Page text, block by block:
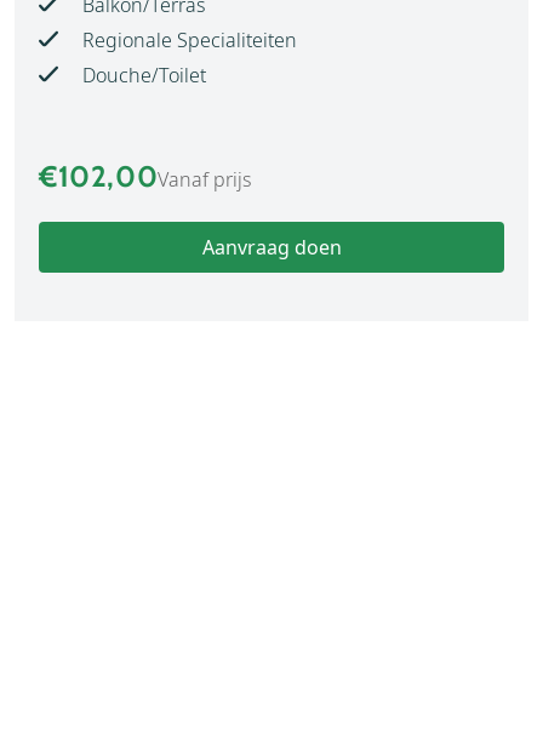
Regionale Specialiteiten
Douche/Toilet
€102,00Vanaf prijs
Aanvraag doen